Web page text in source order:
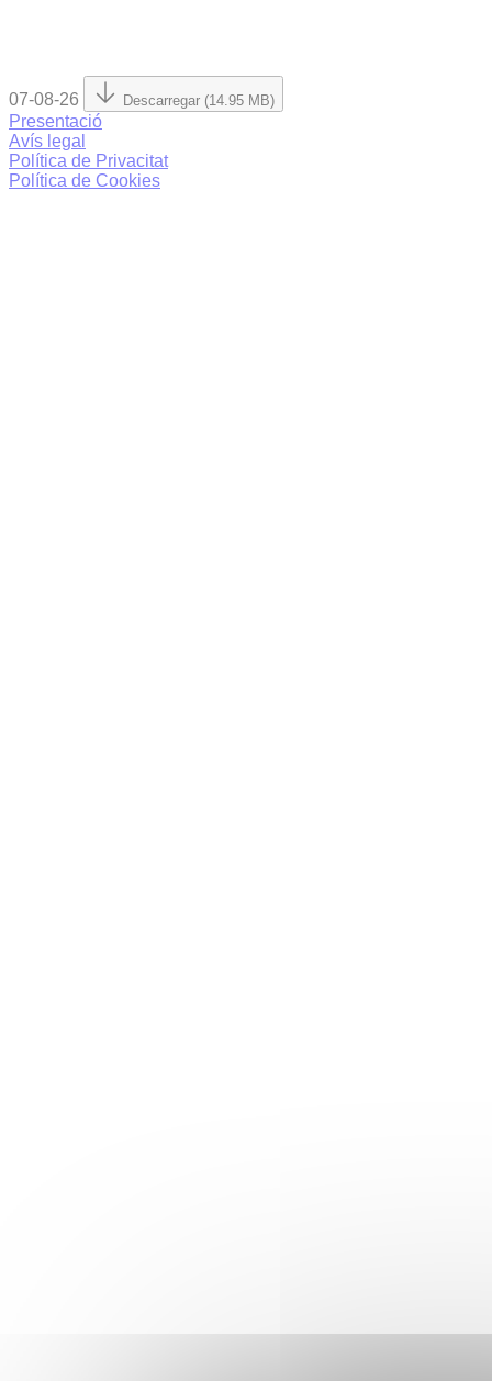
07-08-26 Descarregar (14.95 MB)
Presentació
Avís legal
Política de Privacitat
Política de Cookies